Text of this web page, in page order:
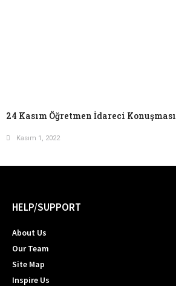
24 Kasım Öğretmen İdareci Konuşması
Kasım 1, 2022
HELP/SUPPORT
About Us
Our Team
Site Map
Inspire Us